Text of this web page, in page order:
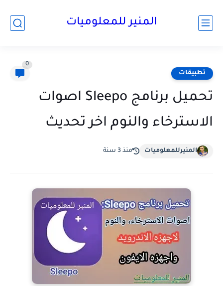
المنير للمعلوميات
تطبيقات
0
تحميل برنامج Sleepo اصوات
الاسترخاء والنوم اخر تحديث
المنيرللمعلوميات منذ 3 سنة